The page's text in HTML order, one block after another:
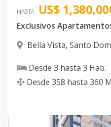
Código 1054 -32
Código 1054-1
HASTA US$
Exclusivos
Bella Vista, Santo
Desde 3 hasta 3 Hab.
Desde 358 hasta 360